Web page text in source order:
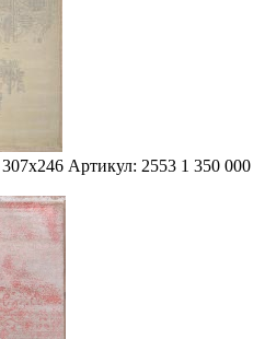
Артикул: 2553 1 350 000